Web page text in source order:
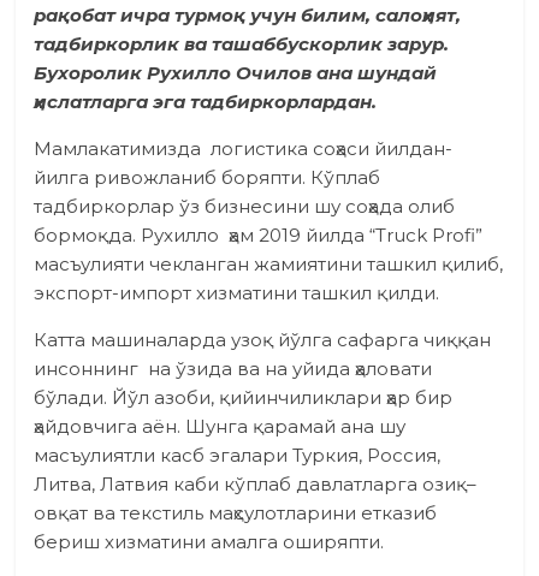
рақобат ичра турмоқ учун билим, салоҳият,
тадбиркорлик ва ташаббускорлик зарур.
Бухоролик Рухилло Очилов ана шундай
ҳислатларга эга тадбиркорлардан.
Мамлакатимизда логис­тика соҳаси йилдан-
йилга ривожланиб боряпти. Кўплаб
тадбиркорлар ўз бизнесини шу соҳада олиб
бормоқда. Рухилло ҳам 2019 йилда “Truck Profi”
масъулияти чекланган жамиятини ташкил қилиб,
экспорт-импорт хизматини ташкил қилди.
Катта машиналарда узоқ йўлга сафарга чиққан
инсоннинг на ўзида ва на уйида ҳаловати
бўлади. Йўл азоби, қийинчиликлари ҳар бир
ҳайдовчига аён. Шунга қарамай ана шу
масъулиятли касб эгалари Туркия, Россия,
Литва, Латвия каби кўплаб давлатларга озиқ–
овқат ва текстиль маҳсулотларини етказиб
бериш хизматини амалга оширяпти.